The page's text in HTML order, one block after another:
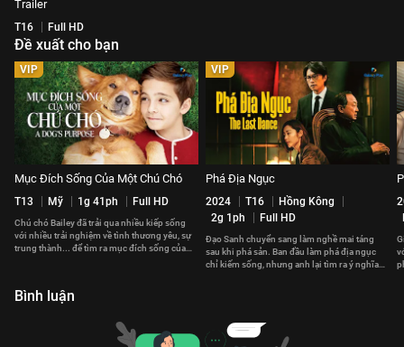
Trailer
T16 Full HD
Đề xuất cho bạn
VIP
Mục Đích Sống Của Một Chú Chó
T13 Mỹ 1g 41ph Full HD
Chú chó Bailey đã trải qua nhiều kiếp sống
với nhiều trải nghiệm về tình thương yêu, sự
trung thành... để tìm ra mục đích sống của
VIP
Phá Địa Ngục
2024 T16
Hồng Kông
2g 1ph
Full HD
Đạo Sanh chuyển sang làm nghề mai táng
sau khi phá sản. Ban đầu làm phá địa ngục
chỉ kiếm sống, nhưng anh lại tìm ra ý nghĩa
Bình luận